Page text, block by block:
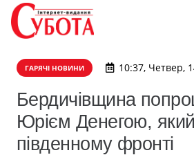
ГАРЯЧІ НОВИНИ 10:37, Четвер,
Бердичівщина
Юрієм Денегою,
південному фронті